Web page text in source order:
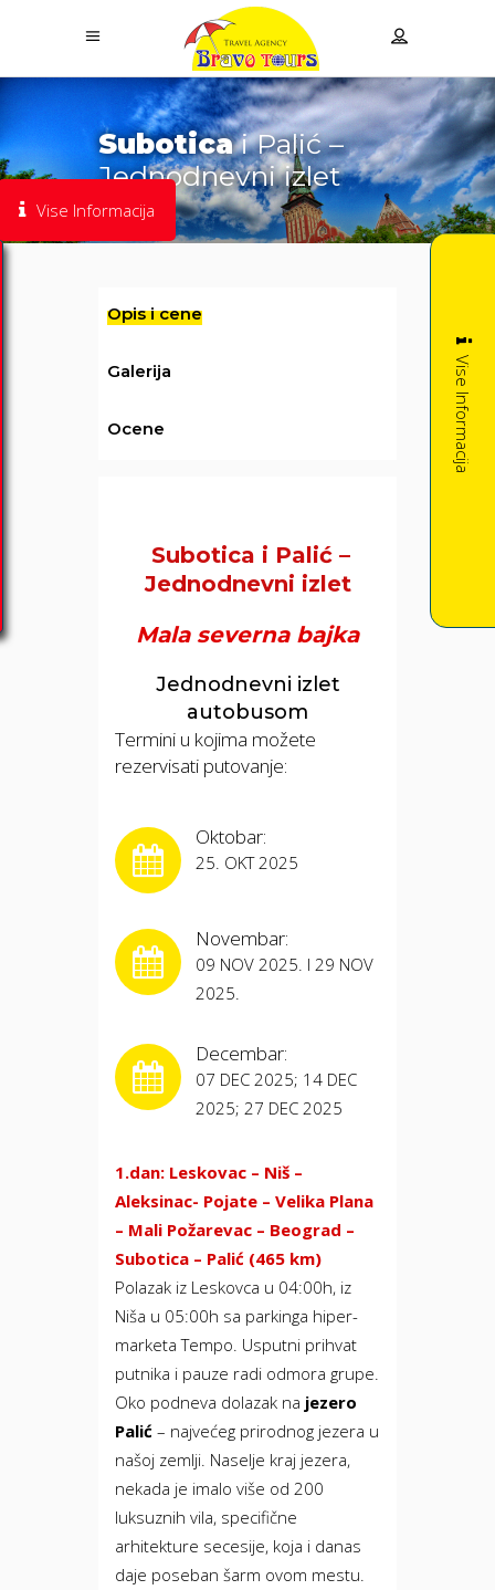
Vise Informacija
Vise Informacija
Suboticai Palić –
Jednodnevni izlet
Opis i cene
Galerija
Ocene
Subotica i Palić –
Jednodnevni izlet
Mala severna bajka
Jednodnevni izlet
autobusom
Termini u kojima možete
rezervisati putovanje:
Oktobar:
25. OKT 2025
Novembar:
09 NOV 2025. I 29 NOV
2025.
Decembar:
07 DEC 2025; 14 DEC
2025; 27 DEC 2025
1.dan: Leskovac – Niš –
Aleksinac- Pojate – Velika Plana
– Mali Požarevac – Beograd –
Subotica – Palić (465 km)
Polazak iz Leskovca u 04:00h, iz
Niša u 05:00h sa parkinga hiper-
marketa Tempo. Usputni prihvat
putnika i pauze radi odmora grupe.
Oko podneva dolazak na jezero
Palić – najvećeg prirodnog jezera u
našoj zemlji. Naselje kraj jezera,
nekada je imalo više od 200
luksuznih vila, specifične
arhitekture secesije, koja i danas
daje poseban šarm ovom mestu.